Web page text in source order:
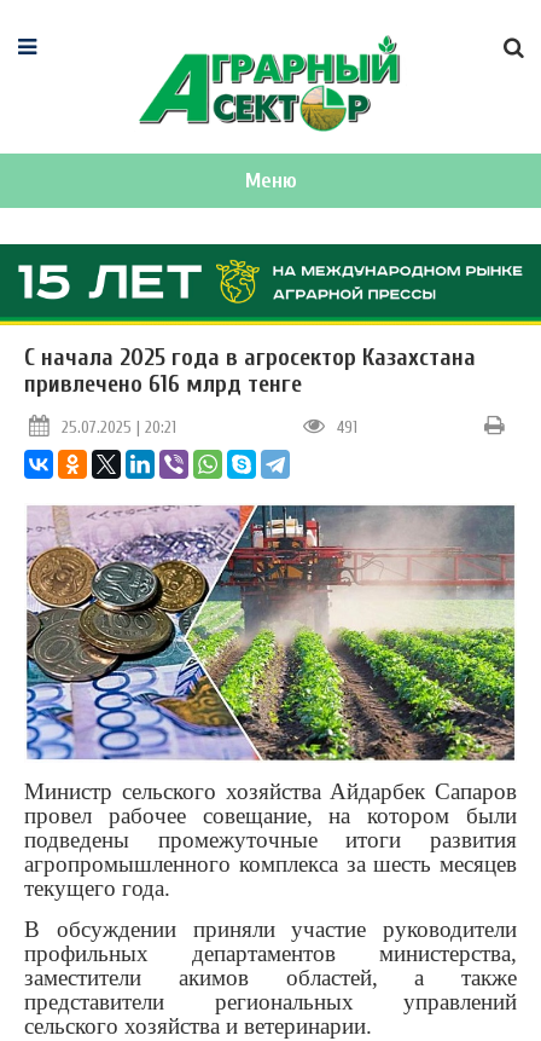
Меню
С начала 2025 года в агросектор Казахстана
привлечено 616 млрд тенге
25.07.2025 | 20:21 491
Министр сельского хозяйства Айдарбек Сапаров
провел рабочее совещание, на котором были
подведены промежуточные итоги развития
агропромышленного комплекса за шесть месяцев
текущего года.
В обсуждении приняли участие руководители
профильных департаментов министерства,
заместители акимов областей, а также
представители региональных управлений
сельского хозяйства и ветеринарии.